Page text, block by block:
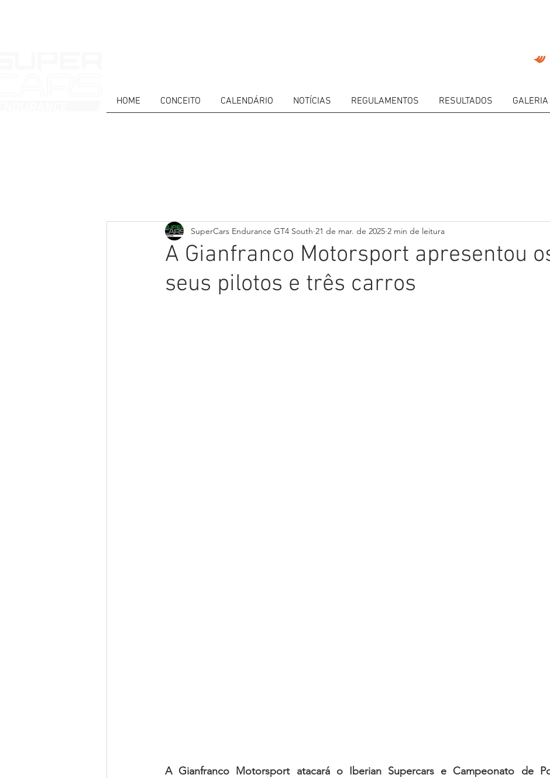
HOME CONCEITO CALENDÁRIO NOTÍCIAS REGULAMENTOS RESULTADOS GALERIA
A Gianfranco Motorsport apresentou
seus pilotos e três carros
SuperCars Endurance GT4 South 21 de mar. de 2025 2 min de leitura
A Gianfranco Motorsport atacará o Iberian Supercars e Campeonato de